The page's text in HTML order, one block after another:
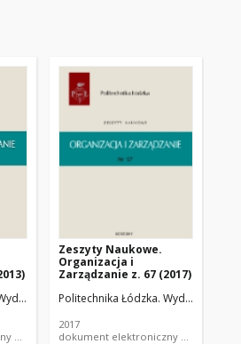
Organizacji i Zarządzania.
dokument elektroniczny e-zeszyt naukowy PŁ
Zeszyty Naukowe.
Organizacja i
Zarządzanie z. 67 (2017)
Politechnika Łódzka. Wydział
2017
dokument elektroniczny